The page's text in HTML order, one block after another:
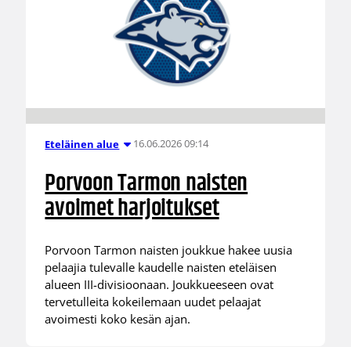
Eteläinen alue 16.06.2026 09:14
Porvoon Tarmon naisten
avoimet harjoitukset
Porvoon Tarmon naisten joukkue hakee uusia
pelaajia tulevalle kaudelle naisten eteläisen
alueen III-divisioonaan. Joukkueeseen ovat
tervetulleita kokeilemaan uudet pelaajat
avoimesti koko kesän ajan.